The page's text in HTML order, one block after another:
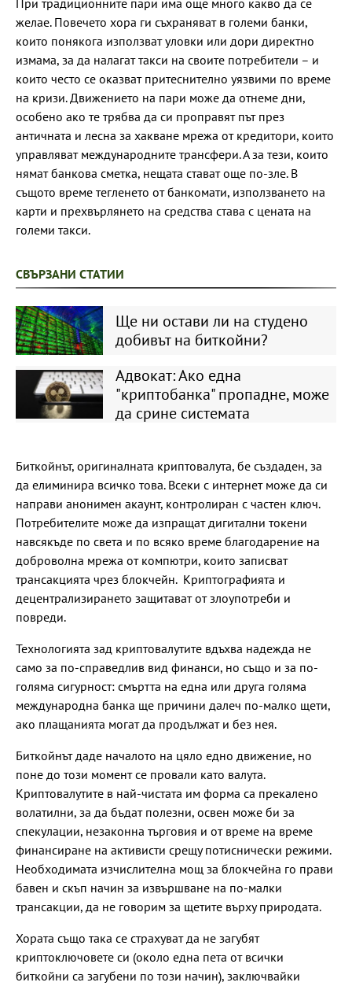
желае. Повечето хора ги съхраняват в големи банки,
които понякога използват уловки или дори директно
измама, за да налагат такси на своите потребители – и
които често се оказват притеснително уязвими по време
на кризи. Движението на пари може да отнеме дни,
особено ако те трябва да си проправят път през
античната и лесна за хакване мрежа от кредитори, които
управляват международните трансфери. А за тези, които
нямат банкова сметка, нещата стават още по-зле. В
същото време тегленето от банкомати, използването на
карти и прехвърлянето на средства става с цената на
големи такси.
СВЪРЗАНИ СТАТИИ
Ще ни остави ли на студено
добивът на биткойни?
Адвокат: Ако една
"криптобанка" пропадне, може
да срине системата
Биткойнът, оригиналната криптовалута, бе създаден, за
да елиминира всичко това. Всеки с интернет може да си
направи анонимен акаунт, контролиран с частен ключ.
Потребителите може да изпращат дигитални токени
навсякъде по света и по всяко време благодарение на
доброволна мрежа от компютри, които записват
трансакцията чрез блокчейн. Криптографията и
децентрализирането защитават от злоупотреби и
повреди.
Технологията зад криптовалутите вдъхва надежда не
само за по-справедлив вид финанси, но също и за по-
голяма сигурност: смъртта на една или друга голяма
международна банка ще причини далеч по-малко щети,
ако плащанията могат да продължат и без нея.
Биткойнът даде началото на цяло едно движение, но
поне до този момент се провали като валута.
Криптовалутите в най-чистата им форма са прекалено
волатилни, за да бъдат полезни, освен може би за
спекулации, незаконна търговия и от време на време
финансиране на активисти срещу потиснически режими.
Необходимата изчислителна мощ за блокчейна го прави
бавен и скъп начин за извършване на по-малки
трансакции, да не говорим за щетите върху природата.
Хората също така се страхуват да не загубят
криптоключовете си (около една пета от всички
биткойни са загубени по този начин), заключвайки